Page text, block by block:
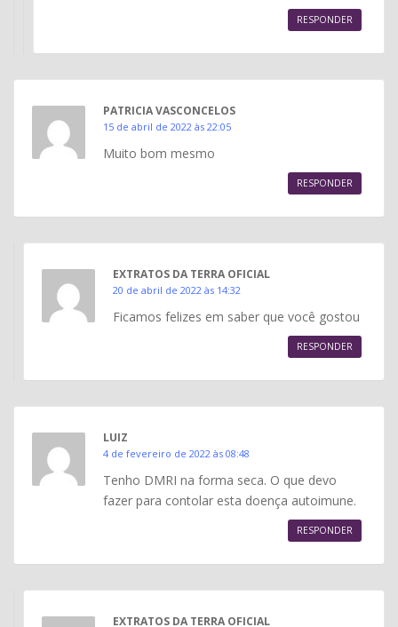
RESPONDER
PATRICIA VASCONCELOS
15 de abril de 2022 às 22:05
Muito bom mesmo
RESPONDER
EXTRATOS DA TERRA OFICIAL
20 de abril de 2022 às 14:32
Ficamos felizes em saber que você gostou
RESPONDER
LUIZ
4 de fevereiro de 2022 às 08:48
Tenho DMRI na forma seca. O que devo
fazer para contolar esta doença autoimune.
RESPONDER
EXTRATOS DA TERRA OFICIAL